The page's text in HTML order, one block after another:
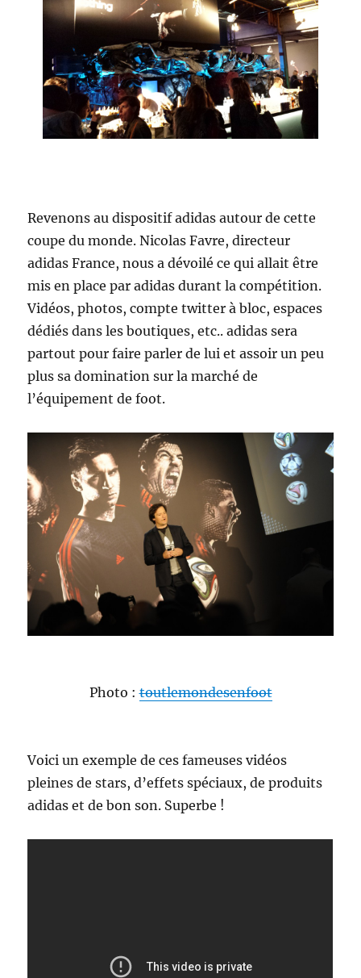
Revenons au dispositif adidas autour de cette
coupe du monde. Nicolas Favre, directeur
adidas France, nous a dévoilé ce qui allait être
mis en place par adidas durant la compétition.
Vidéos, photos, compte twitter à bloc, espaces
dédiés dans les boutiques, etc.. adidas sera
partout pour faire parler de lui et assoir un peu
plus sa domination sur la marché de
l’équipement de foot.
Photo :toutlemondesenfoot
Voici un exemple de ces fameuses vidéos
pleines de stars, d’effets spéciaux, de produits
adidas et de bon son. Superbe !